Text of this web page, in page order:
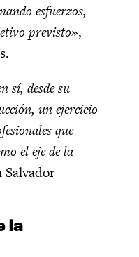
esfuerzos,
previsto»,
sí, desde su
un ejercicio
que
el eje de la
la